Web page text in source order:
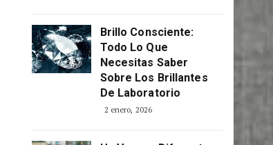
Brillo Consciente:
Todo Lo Que
Necesitas Saber
Sobre Los Brillantes